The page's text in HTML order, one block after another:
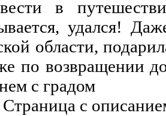
в
удался!
области,
по возвращении
с градом
Страница с